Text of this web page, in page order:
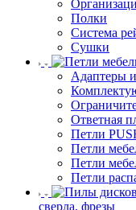
Полки
Система
Сушки
Адаптеры
Ответная
Петли
Петли
Петли
Петли
сверла, фрезы